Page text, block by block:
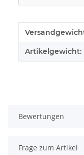
Wert
Artikelgewicht:
Bewertungen
Frage zum Artikel